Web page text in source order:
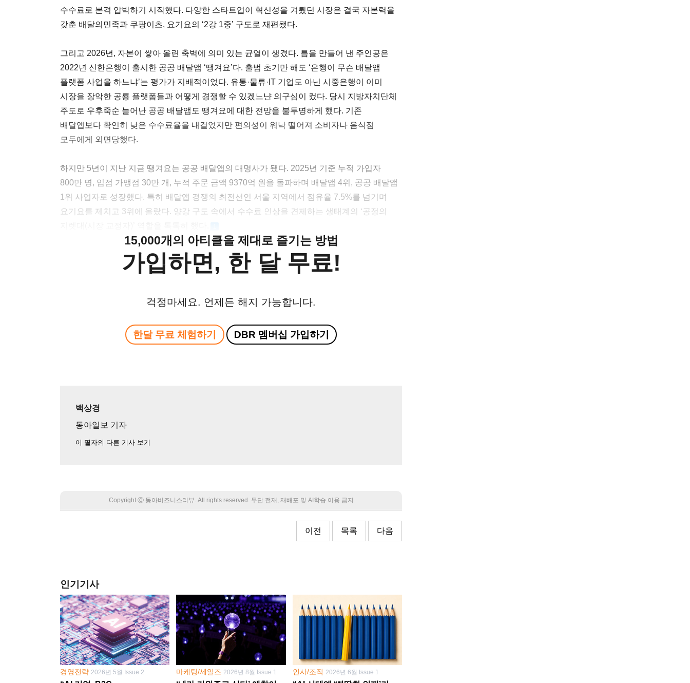
수수료로 본격 압박하기 시작했다. 다양한 스타트업이 혁신성을 겨뤘던 시장은 결국 자본력을
갖춘 배달의민족과 쿠팡이츠, 요기요의 ‘2강 1중’ 구도로 재편됐다.
그리고 2026년, 자본이 쌓아 올린 축벽에 의미 있는 균열이 생겼다. 틈을 만들어 낸 주인공은
2022년 신한은행이 출시한 공공 배달앱 ‘땡겨요’다. 출범 초기만 해도 ‘은행이 무슨 배달앱
플랫폼 사업을 하느냐’는 평가가 지배적이었다. 유통·물류·IT 기업도 아닌 시중은행이 이미
시장을 장악한 공룡 플랫폼들과 어떻게 경쟁할 수 있겠느냔 의구심이 컸다. 당시 지방자치단체
주도로 우후죽순 늘어난 공공 배달앱도 땡겨요에 대한 전망을 불투명하게 했다. 기존
배달앱보다 확연히 낮은 수수료율을 내걸었지만 편의성이 워낙 떨어져 소비자나 음식점
모두에게 외면당했다.
하지만 5년이 지난 지금 땡겨요는 공공 배달앱의 대명사가 됐다. 2025년 기준 누적 가입자
800만 명, 입점 가맹점 30만 개, 누적 주문 금액 9370억 원을 돌파하며 배달앱 4위, 공공 배달앱
1위 사업자로 성장했다. 특히 배달앱 경쟁의 최전선인 서울 지역에서 점유율 7.5%를 넘기며
요기요를 제치고 3위에 올랐다. 양강 구도 속에서 수수료 인상을 견제하는 생태계의 ‘공정의
15,000개의 아티클을 제대로 즐기는 방법
가입하면, 한 달 무료!
걱정마세요. 언제든 해지 가능합니다.
한달 무료 체험하기 DBR 멤버십 가입하기
백상경
동아일보 기자
이 필자의 다른 기사 보기
Copyright Ⓒ 동아비즈니스리뷰. All rights reserved. 무단 전재, 재배포 및 AI학습 이용 금지
이전 목록 다음
인기기사
경영전략 2026년 5월 Issue 2 마케팅/세일즈 2026년 8월 Issue 1 인사/조직 2026년 6월 Issue 1